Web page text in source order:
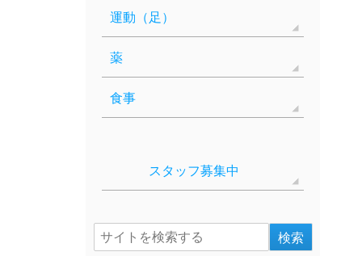
運動（足）
薬
食事
スタッフ募集中